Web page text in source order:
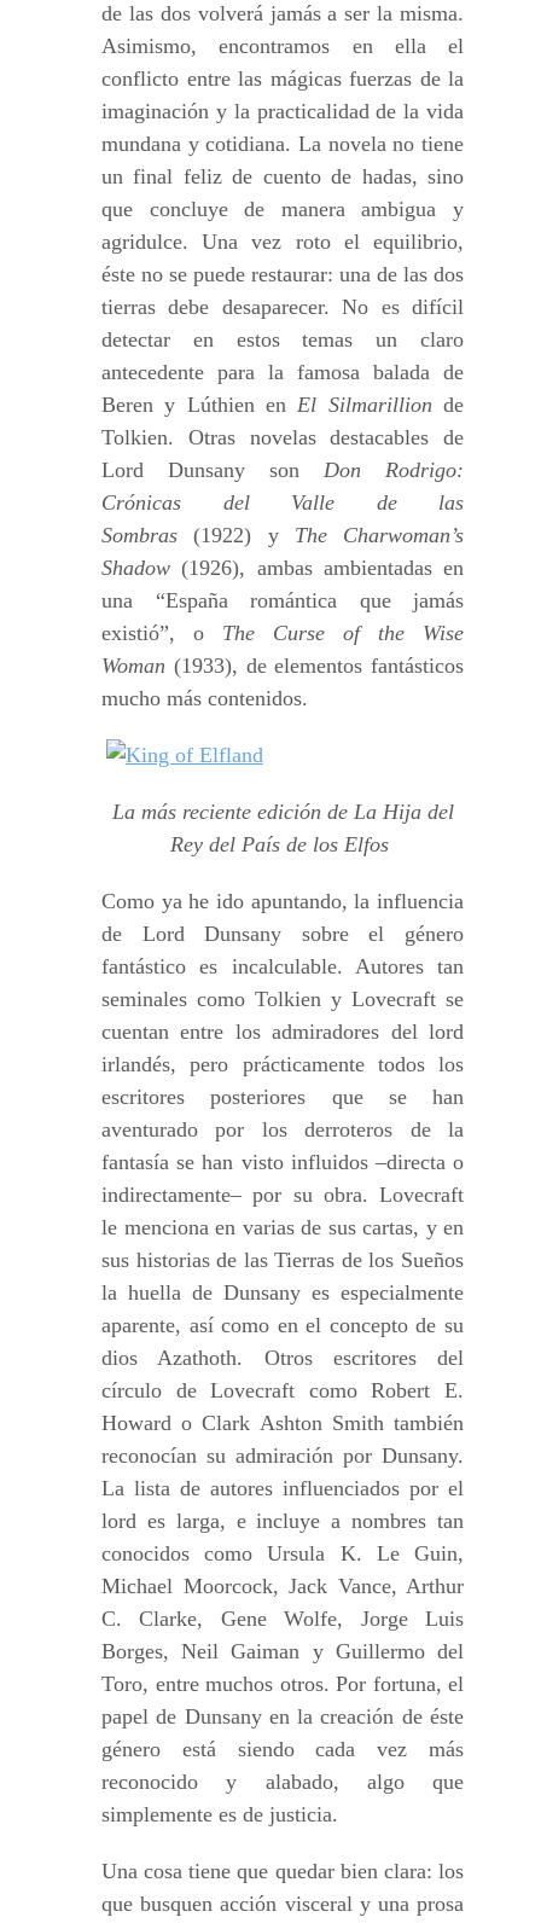
de las dos volverá jamás a ser la misma.
Asimismo, encontramos en ella el
conflicto entre las mágicas fuerzas de la
imaginación y la practicalidad de la vida
mundana y cotidiana. La novela no tiene
un final feliz de cuento de hadas, sino
que concluye de manera ambigua y
agridulce. Una vez roto el equilibrio,
éste no se puede restaurar: una de las dos
tierras debe desaparecer. No es difícil
detectar en estos temas un claro
antecedente para la famosa balada de
Beren y Lúthien enEl Silmarillion de
Tolkien. Otras novelas destacables de
Lord Dunsany son Don Rodrigo:
Crónicas del Valle de las
Sombras (1922) y The Charwoman’s
Shadow (1926), ambas ambientadas en
una “España romántica que jamás
existió”, o The Curse of the Wise
Woman (1933), de elementos fantásticos
mucho más contenidos.
La más reciente edición de La Hija del
Rey del País de los Elfos
Como ya he ido apuntando, la influencia
de Lord Dunsany sobre el género
fantástico es incalculable. Autores tan
seminales como Tolkien y Lovecraft se
cuentan entre los admiradores del lord
irlandés, pero prácticamente todos los
escritores posteriores que se han
aventurado por los derroteros de la
fantasía se han visto influidos –directa o
indirectamente– por su obra. Lovecraft
le menciona en varias de sus cartas, y en
sus historias de las Tierras de los Sueños
la huella de Dunsany es especialmente
aparente, así como en el concepto de su
dios Azathoth. Otros escritores del
círculo de Lovecraft como Robert E.
Howard o Clark Ashton Smith también
reconocían su admiración por Dunsany.
La lista de autores influenciados por el
lord es larga, e incluye a nombres tan
conocidos como Ursula K. Le Guin,
Michael Moorcock, Jack Vance, Arthur
C. Clarke, Gene Wolfe, Jorge Luis
Borges, Neil Gaiman y Guillermo del
Toro, entre muchos otros. Por fortuna, el
papel de Dunsany en la creación de éste
género está siendo cada vez más
reconocido y alabado, algo que
simplemente es de justicia.
Una cosa tiene que quedar bien clara: los
que busquen acción visceral y una prosa